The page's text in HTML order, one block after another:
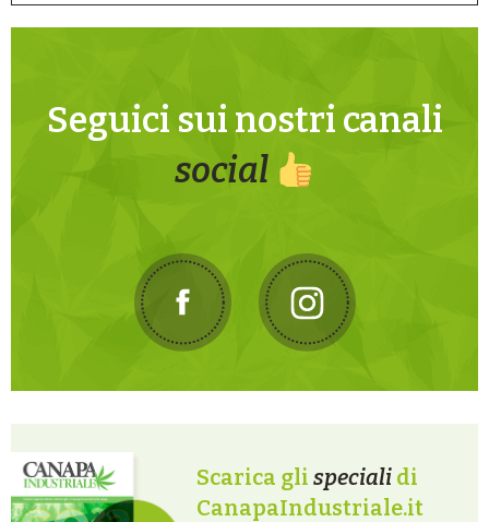
Seguici sui nostri canali
social
Scarica gli speciali di
CanapaIndustriale.it